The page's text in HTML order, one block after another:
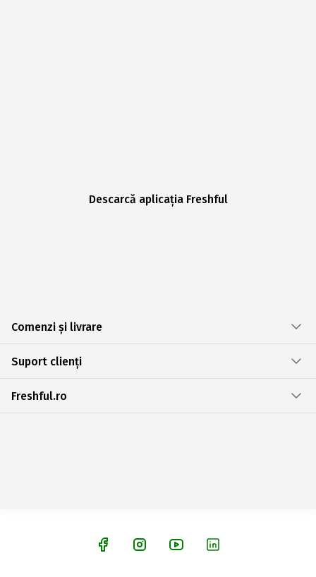
Descarcă aplicația Freshful
Comenzi și livrare
Suport clienți
Freshful.ro